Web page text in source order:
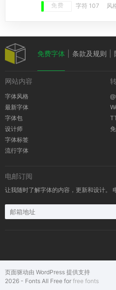
免费 字符 107 风
免费字体 条款及规则
网站内容
字体风格
最新字体
字体包
设计师
字体标签
流行字体
电邮订阅
让我随时了解字体的内容，更新和设计。
页面驱动由 WordPress 提供支持
2026 - Fonts All Free for free fonts